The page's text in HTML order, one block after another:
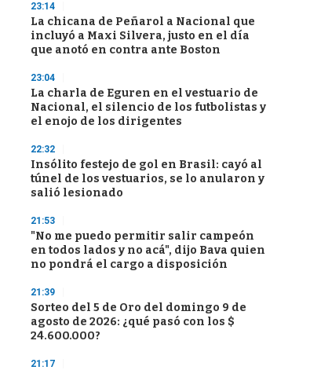
23:14
La chicana de Peñarol a Nacional que
incluyó a Maxi Silvera, justo en el día
que anotó en contra ante Boston
23:04
La charla de Eguren en el vestuario de
Nacional, el silencio de los futbolistas y
el enojo de los dirigentes
22:32
Insólito festejo de gol en Brasil: cayó al
túnel de los vestuarios, se lo anularon y
salió lesionado
21:53
"No me puedo permitir salir campeón
en todos lados y no acá", dijo Bava quien
no pondrá el cargo a disposición
21:39
Sorteo del 5 de Oro del domingo 9 de
agosto de 2026: ¿qué pasó con los $
24.600.000?
21:17